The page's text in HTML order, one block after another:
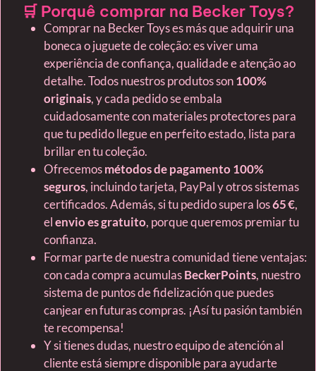
🛒 Porquê comprar na Becker Toys?
Comprar na Becker Toys es más que adquirir una
boneca o juguete de coleção: es viver uma
experiência de confiança, qualidade e atenção ao
detalhe. Todos nuestros produtos son100%
originais, y cada pedido se embala
cuidadosamente con materiales protectores para
que tu pedido llegue en perfeito estado, lista para
brillar en tu coleção.
Ofrecemosmétodos de pagamento 100%
seguros, incluindo tarjeta, PayPal y otros sistemas
certificados. Además, si tu pedido supera los65 €,
elenvio es gratuito, porque queremos premiar tu
confianza.
Formar parte de nuestra comunidad tiene ventajas:
con cada compra acumulasBeckerPoints, nuestro
sistema de puntos de fidelización que puedes
canjear en futuras compras. ¡Así tu pasión también
te recompensa!
Y si tienes dudas, nuestro equipo de atención al
cliente está siempre disponible para ayudarte